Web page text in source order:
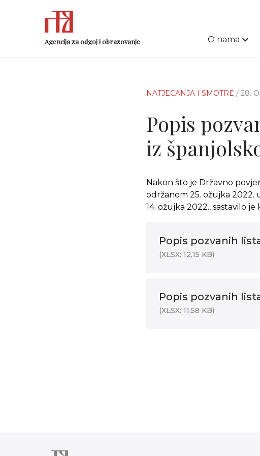
Agencija za odgoj i obrazovanje O nama
NATJECANJA I SMOTRE / 28.
Popis
iz
Nakon što je Državno
održanom 25. ožujka
14. ožujka 2022., sastavilo
Popis pozvanih
(XLSX: 12,15 KB)
Popis pozvanih
(XLSX: 11,58 KB)